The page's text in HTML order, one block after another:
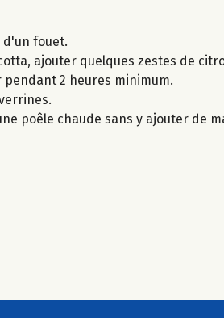
d'un fouet.
ajouter quelques zestes de
2 heures minimum.
poêle chaude sans y ajouter de